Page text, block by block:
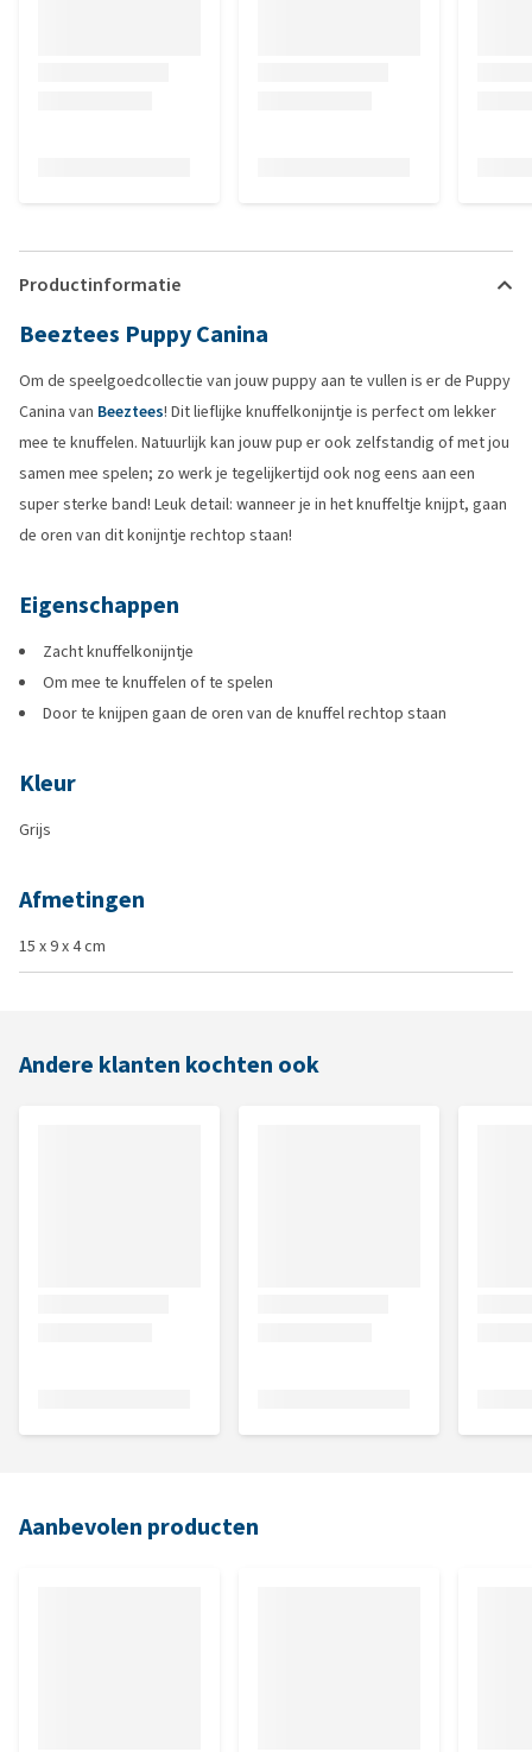
Productinformatie
Beeztees Puppy Canina
Om de speelgoedcollectie van jouw puppy aan te vullen is er de Puppy
Canina van Beeztees! Dit lieflijke knuffelkonijntje is perfect om lekker
mee te knuffelen. Natuurlijk kan jouw pup er ook zelfstandig of met jou
samen mee spelen; zo werk je tegelijkertijd ook nog eens aan een
super sterke band! Leuk detail: wanneer je in het knuffeltje knijpt, gaan
de oren van dit konijntje rechtop staan!
Eigenschappen
Zacht knuffelkonijntje
Om mee te knuffelen of te spelen
Door te knijpen gaan de oren van de knuffel rechtop staan
Kleur
Grijs
Afmetingen
15 x 9 x 4 cm
Andere klanten kochten ook
Aanbevolen producten